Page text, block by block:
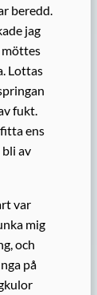
beredd.
jag
möttes
Lottas
fukt.
ens
av
var
mig
och
på